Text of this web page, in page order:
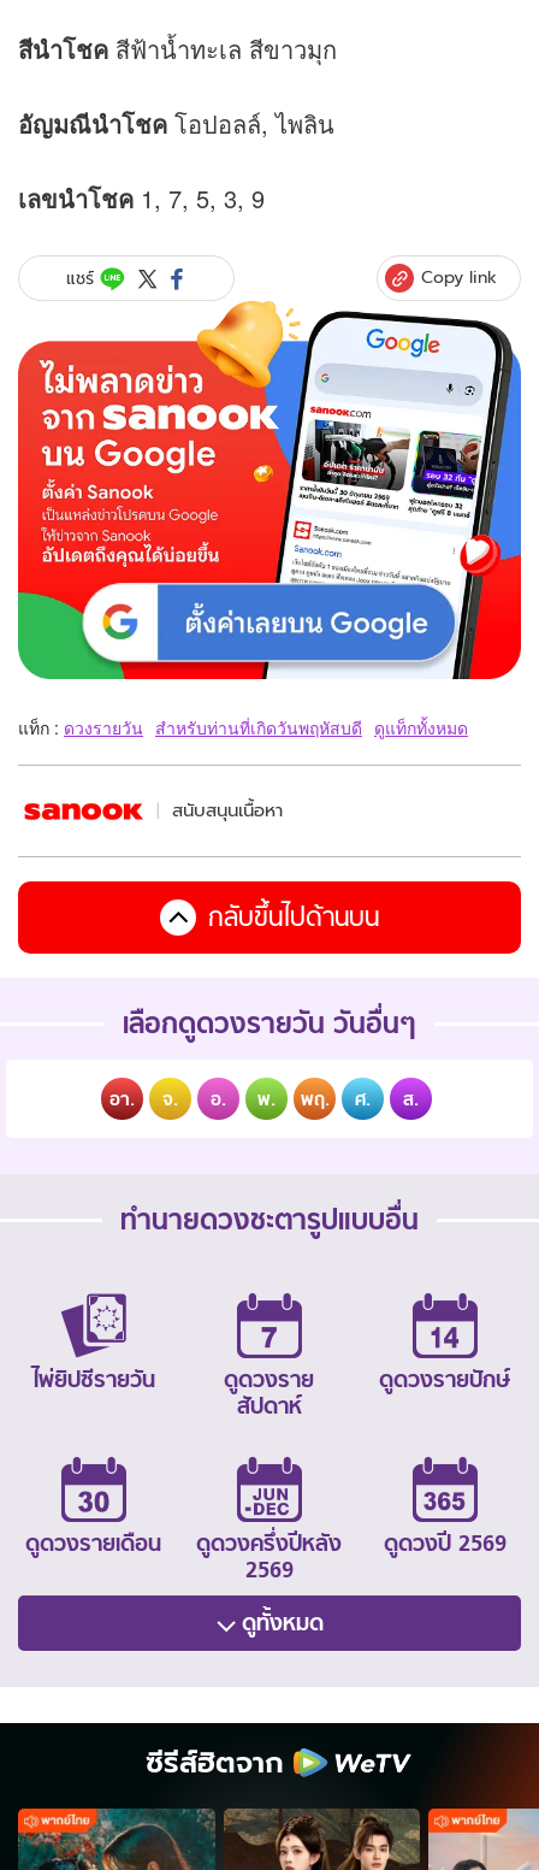
สีนำโชค สีฟ้าน้ำทะเล สีขาวมุก
อัญมณีนำโชค โอปอลล์, ไพลิน
เลขนำโชค 1, 7, 5, 3, 9
แชร์ Copy link
แท็ก : ดวงรายวัน สำหรับท่านที่เกิดวันพฤหัสบดี ดูแท็กทั้งหมด
สนับสนุนเนื้อหา
กลับขึ้นไปด้านบน
เลือกดูดวงรายวัน วันอื่นๆ
อา. จ. อ. พ. พฤ. ศ. ส.
ทำนายดวงชะตารูปแบบอื่น
ไพ่ยิปซีรายวัน
ดูดวงราย
สัปดาห์
ดูดวงรายปักษ์
ดูดวงรายเดือน
ดูดวงครึ่งปีหลัง
2569
ดูดวงปี 2569
ดูทั้งหมด
ซีรีส์ฮิตจาก